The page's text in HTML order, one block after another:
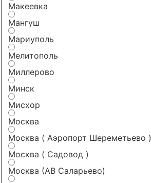
Макеевка
Мангуш
Мариуполь
Мелитополь
Миллерово
Минск
Мисхор
Москва
Москва ( Аэропорт Шереметьево )
Москва ( Садовод )
Москва (АВ Саларьево)